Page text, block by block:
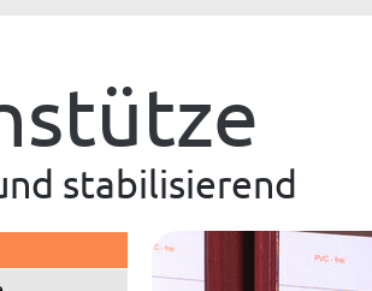
stabilisierend